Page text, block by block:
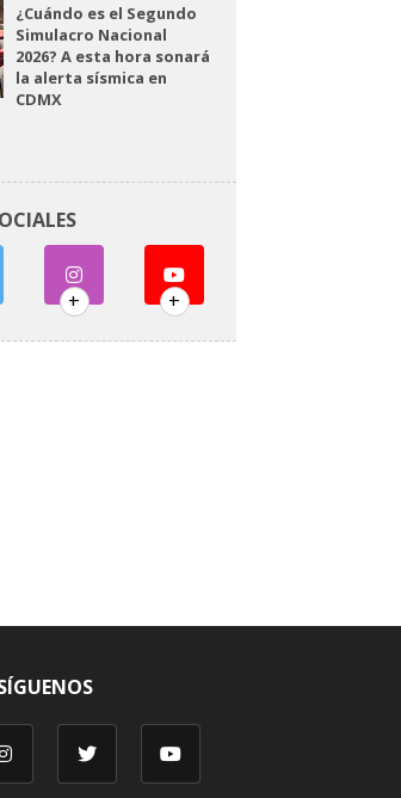
¿Cuándo es el Segundo
Simulacro Nacional
2026? A esta hora sonará
la alerta sísmica en
CDMX
+ +